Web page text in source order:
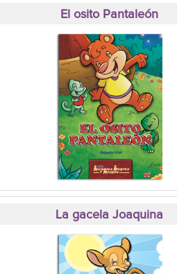
El osito Pantaleón
La gacela Joaquina